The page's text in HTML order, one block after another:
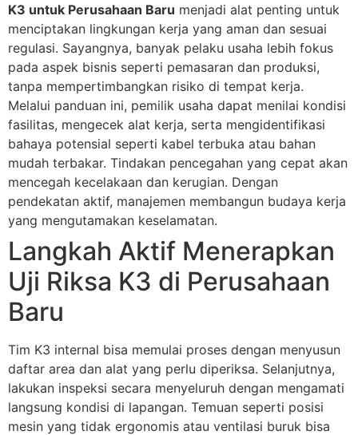
K3 untuk Perusahaan Baru menjadi alat penting untuk
menciptakan lingkungan kerja yang aman dan sesuai
regulasi. Sayangnya, banyak pelaku usaha lebih fokus
pada aspek bisnis seperti pemasaran dan produksi,
tanpa mempertimbangkan risiko di tempat kerja.
Melalui panduan ini, pemilik usaha dapat menilai kondisi
fasilitas, mengecek alat kerja, serta mengidentifikasi
bahaya potensial seperti kabel terbuka atau bahan
mudah terbakar. Tindakan pencegahan yang cepat akan
mencegah kecelakaan dan kerugian. Dengan
pendekatan aktif, manajemen membangun budaya kerja
yang mengutamakan keselamatan.
Langkah Aktif Menerapkan
Uji Riksa K3 di Perusahaan
Baru
Tim K3 internal bisa memulai proses dengan menyusun
daftar area dan alat yang perlu diperiksa. Selanjutnya,
lakukan inspeksi secara menyeluruh dengan mengamati
langsung kondisi di lapangan. Temuan seperti posisi
mesin yang tidak ergonomis atau ventilasi buruk bisa